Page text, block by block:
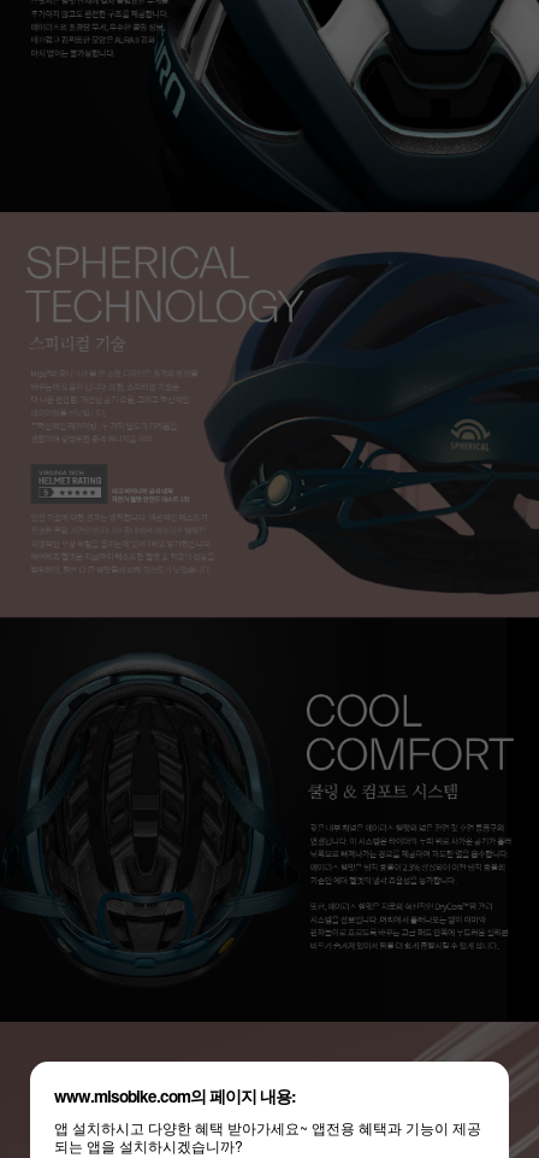
www.misobike.com의 페이지 내용:
앱 설치하시고 다양한 혜택 받아가세요~ 앱전용 혜택과 기능이 제공
되는 앱을 설치하시겠습니까?